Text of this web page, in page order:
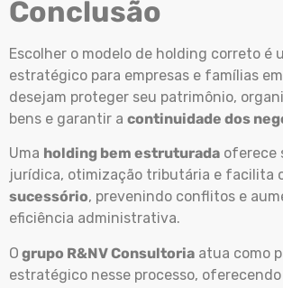
Conclusão
Escolher o modelo de holding correto é
estratégico para empresas e famílias
desejam proteger seu patrimônio,
bens e garantir a continuidade dos
Uma holding bem estruturada oferece
jurídica, otimização tributária e facilita
sucessório, prevenindo conflitos e
eficiência administrativa.
O grupo R&NV Consultoria atua como
estratégico nesse processo, oferecendo